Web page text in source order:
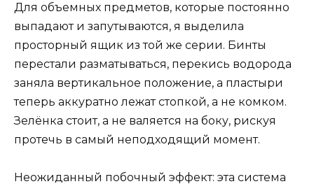
Для объемных предметов, которые постоянно
выпадают и запутываются, я выделила
просторный ящик из той же серии. Бинты
перестали разматываться, перекись водорода
заняла вертикальное положение, а пластыри
теперь аккуратно лежат стопкой, а не комком.
Зелёнка стоит, а не валяется на боку, рискуя
протечь в самый неподходящий момент.
Неожиданный побочный эффект: эта система